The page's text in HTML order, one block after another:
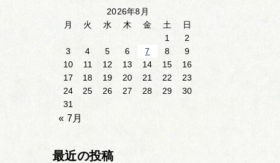
2026年8月
月
火 水 木 金 土
日
1
2
3
4 5 6 7 8
9
10
11 12 13 14 15
16
17
18 19 20 21 22
23
24
25 26 27 28 29
30
31
« 7月
最近の投稿